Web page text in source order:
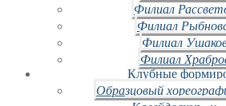
Филиал
Филиал
Филиал
Филиал
Клубные
Образцовый